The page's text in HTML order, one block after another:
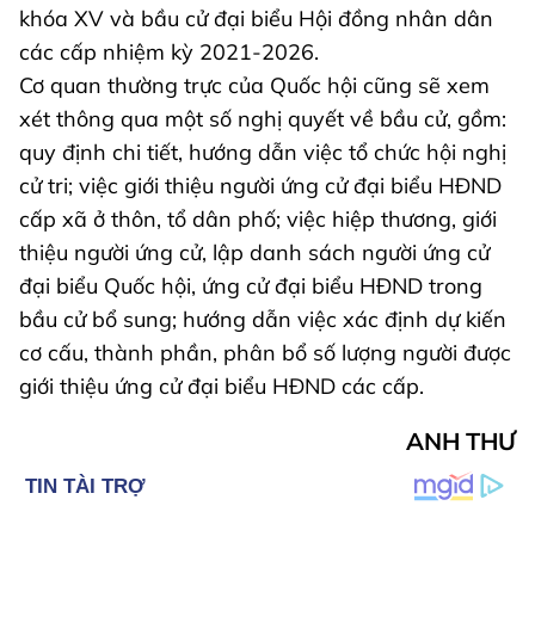
khóa XV và bầu cử đại biểu Hội đồng nhân dân
các cấp nhiệm kỳ 2021-2026.
Cơ quan thường trực của Quốc hội cũng sẽ xem
xét thông qua một số nghị quyết về bầu cử, gồm:
quy định chi tiết, hướng dẫn việc tổ chức hội nghị
cử tri; việc giới thiệu người ứng cử đại biểu HĐND
cấp xã ở thôn, tổ dân phố; việc hiệp thương, giới
thiệu người ứng cử, lập danh sách người ứng cử
đại biểu Quốc hội, ứng cử đại biểu HĐND trong
bầu cử bổ sung; hướng dẫn việc xác định dự kiến
cơ cấu, thành phần, phân bổ số lượng người được
giới thiệu ứng cử đại biểu HĐND các cấp.
ANH THƯ